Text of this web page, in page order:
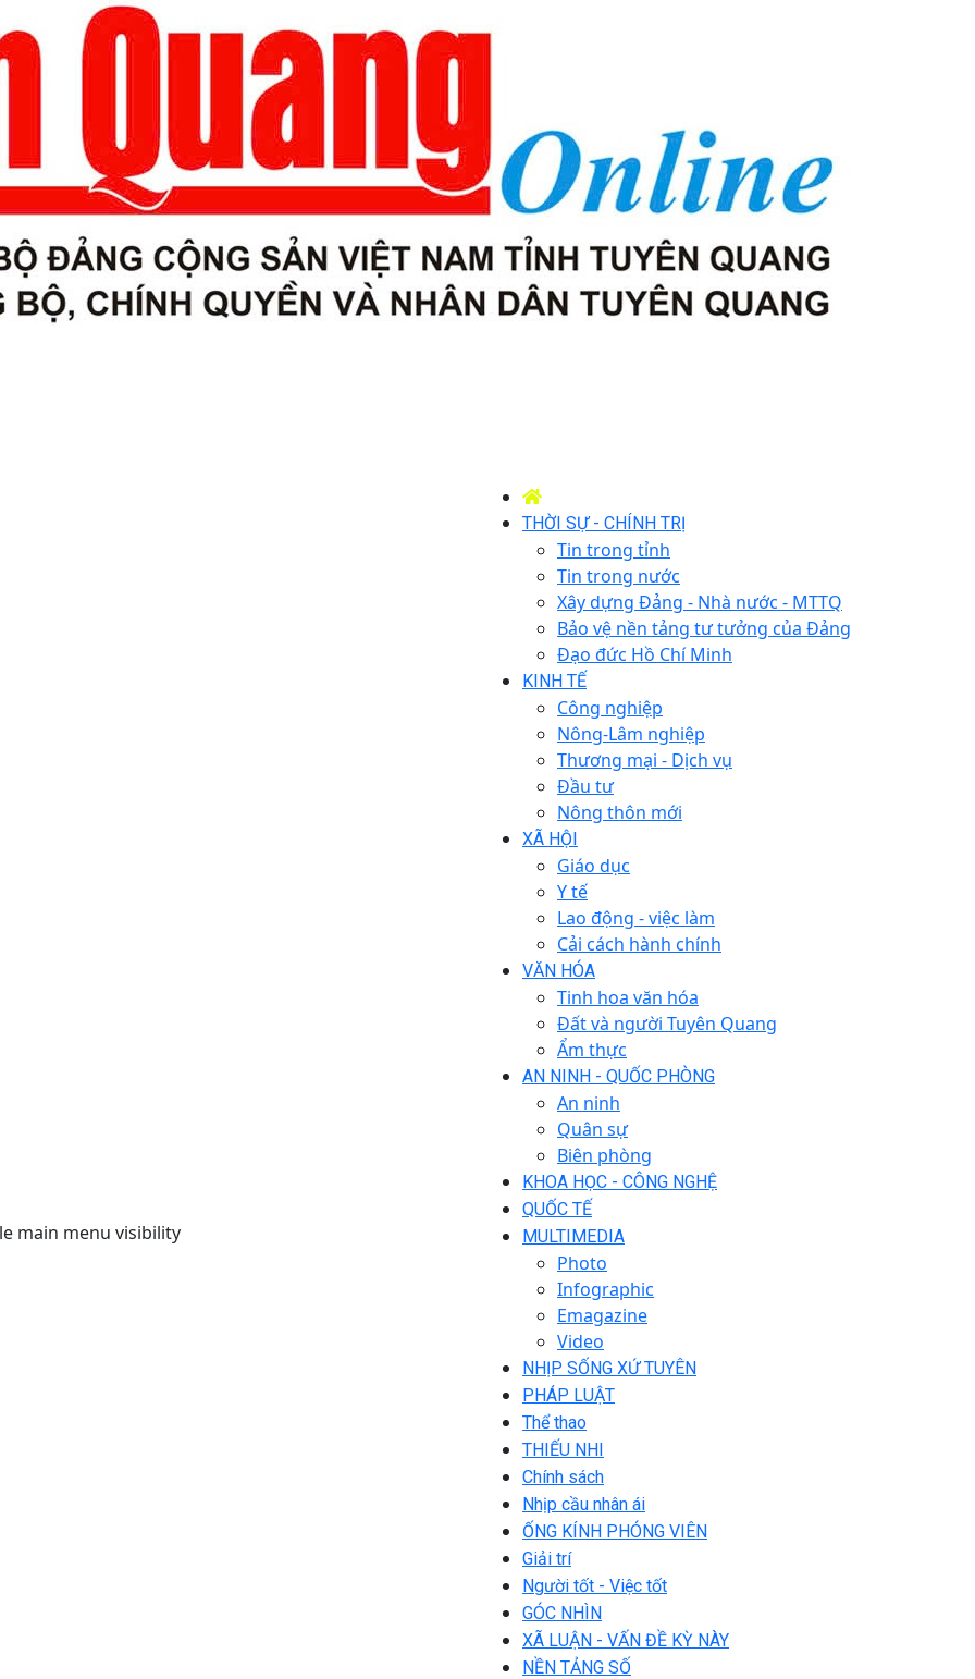
main menu visibility
THỜI SỰ - CHÍNH TRỊ
Tin trong tỉnh
Tin trong nước
Xây dựng Đảng - Nhà nước - MTTQ
Bảo vệ nền tảng tư tưởng của Đảng
Đạo đức Hồ Chí Minh
KINH TẾ
Công nghiệp
Nông-Lâm nghiệp
Thương mại - Dịch vụ
Đầu tư
Nông thôn mới
XÃ HỘI
Giáo dục
Y tế
Lao động - việc làm
Cải cách hành chính
VĂN HÓA
Tinh hoa văn hóa
Đất và người Tuyên Quang
Ẩm thực
AN NINH - QUỐC PHÒNG
An ninh
Quân sự
Biên phòng
KHOA HỌC - CÔNG NGHỆ
QUỐC TẾ
MULTIMEDIA
Photo
Infographic
Emagazine
Video
NHỊP SỐNG XỨ TUYÊN
PHÁP LUẬT
Thể thao
THIẾU NHI
Chính sách
Nhịp cầu nhân ái
ỐNG KÍNH PHÓNG VIÊN
Giải trí
Người tốt - Việc tốt
GÓC NHÌN
XÃ LUẬN - VẤN ĐỀ KỲ NÀY
NỀN TẢNG SỐ